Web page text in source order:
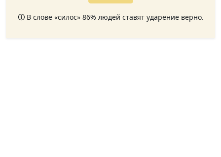
🛈 В слове «силос» 86% людей ставят ударение верно.